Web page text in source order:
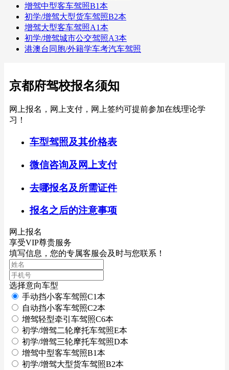
增驾中型客车驾照B1本
初学/增驾大型货车驾照B2本
增驾大型客车驾照A1本
初学/增驾城市公交驾照A3本
港澳台同胞/外籍学车考汽车驾照
京都府驾校报名须知
网上报名，网上支付，网上签约可提前参加在线理论学
习！
车型驾照及其价格表
微信咨询及网上支付
去哪报名及所需证件
报名之后的注意事项
网上报名
享受VIP尊贵服务
填写信息，您的专属客服会及时与您联系！
选择意向车型
手动挡小客车驾照C1本
自动挡小客车驾照C2本
增驾轻型牵引车驾照C6本
初学/增驾二轮摩托车驾照E本
初学/增驾三轮摩托车驾照D本
增驾中型客车驾照B1本
初学/增驾大型货车驾照B2本